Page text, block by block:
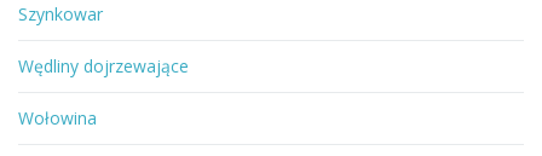
Szynkowar
Wędliny dojrzewające
Wołowina